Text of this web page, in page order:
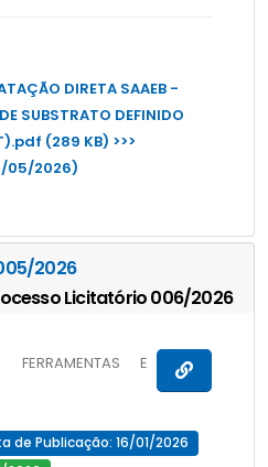
DIRETA SAAEB -
SUBSTRATO DEFINIDO
(289 KB) >>>
05/2026)
2026
Licitatório 006/2026
E
de Publicação: 16/01/2026